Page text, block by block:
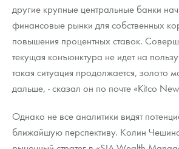
другие крупные центральные банки
финансовые рынки для собственных
повышения процентных ставок.
текущая конъюнктура не идет на
такая ситуация продолжается, золото
дальше, - сказал он по почте «Kitco
Однако не все аналитики видят
ближайшую перспективу. Колин